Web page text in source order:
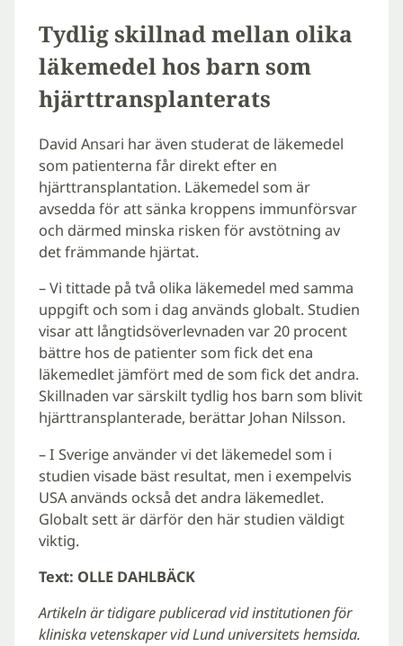
Tydlig skillnad mellan olika
läkemedel hos barn som
hjärttransplanterats
David Ansari har även studerat de läkemedel
som patienterna får direkt efter en
hjärttransplantation. Läkemedel som är
avsedda för att sänka kroppens immunförsvar
och därmed minska risken för avstötning av
det främmande hjärtat.
– Vi tittade på två olika läkemedel med samma
uppgift och som i dag används globalt. Studien
visar att långtidsöverlevnaden var 20 procent
bättre hos de patienter som fick det ena
läkemedlet jämfört med de som fick det andra.
Skillnaden var särskilt tydlig hos barn som blivit
hjärttransplanterade, berättar Johan Nilsson.
– I Sverige använder vi det läkemedel som i
studien visade bäst resultat, men i exempelvis
USA används också det andra läkemedlet.
Globalt sett är därför den här studien väldigt
viktig.
Text: OLLE DAHLBÄCK
Artikeln är tidigare publicerad vid institutionen för
kliniska vetenskaper vid Lund universitets hemsida.